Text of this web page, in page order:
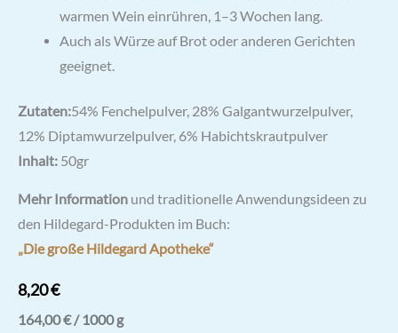
warmen Wein einrühren, 1–3 Wochen lang.
Auch als Würze auf Brot oder anderen Gerichten
geeignet.
Zutaten:54% Fenchelpulver, 28% Galgantwurzelpulver,
12% Diptamwurzelpulver, 6% Habichtskrautpulver
Inhalt: 50gr
Mehr Information und traditionelle Anwendungsideen zu
den Hildegard-Produkten im Buch:
„Die große Hildegard Apotheke“
8,20€
164,00€/1000 g